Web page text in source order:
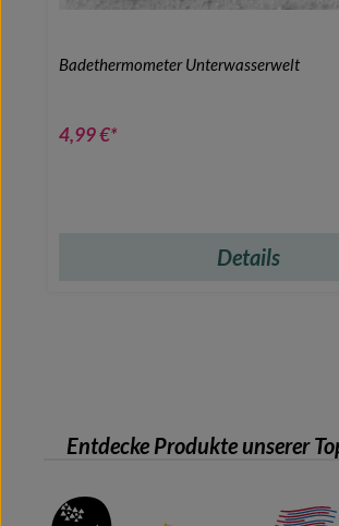
Badethermometer Unterwasserwelt
4,99 €*
Details
Entdecke Produkte unserer